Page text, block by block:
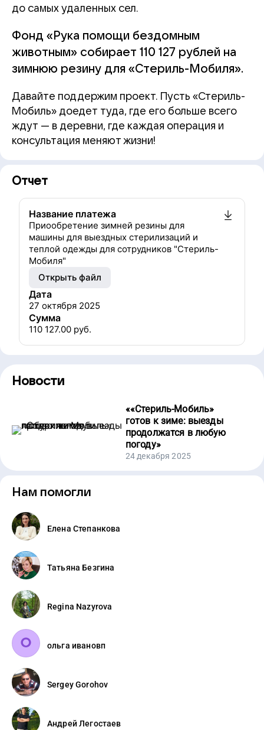
до самых удаленных сел.
Фонд «Рука помощи бездомным
животным» собирает 110 127 рублей на
зимнюю резину для «Стериль-Мобиля».
Давайте поддержим проект. Пусть «Стериль-
Мобиль» доедет туда, где его больше всего
ждут — в деревни, где каждая операция и
консультация меняют жизни!
Отчет
Название платежа
Приообретение зимней резины для
машины для выездных стерилизаций и
теплой одежды для сотрудников "Стериль-
Мобиля"
Открыть файл
Дата
27 октября 2025
Сумма
110 127.00 руб.
Новости
««Стериль-Мобиль»
готов к зиме: выезды
продолжатся в любую
погоду»
24 декабря 2025
Нам помогли
Елена Степанкова
Татьяна Безгина
Regina Nazyrova
ольга ивановп
Sergey Gorohov
Андрей Легостаев